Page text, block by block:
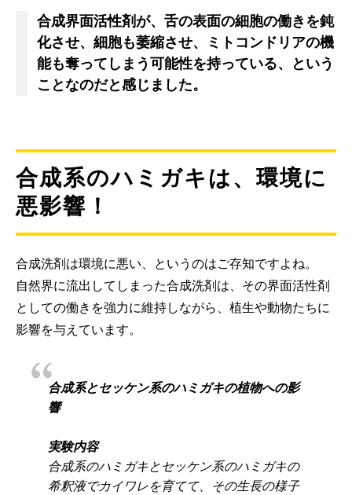
合成界面活性剤が、舌の表面の細胞の働きを鈍
化させ、細胞も萎縮させ、ミトコンドリアの機
能も奪ってしまう可能性を持っている、という
ことなのだと感じました。
合成系のハミガキは、環境に
悪影響！
合成洗剤は環境に悪い、というのはご存知ですよね。
自然界に流出してしまった合成洗剤は、その界面活性剤
としての働きを強力に維持しながら、植生や動物たちに
影響を与えています。
合成系とセッケン系のハミガキの植物への影
響
実験内容
合成系のハミガキとセッケン系のハミガキの
希釈液でカイワレを育てて、その生長の様子